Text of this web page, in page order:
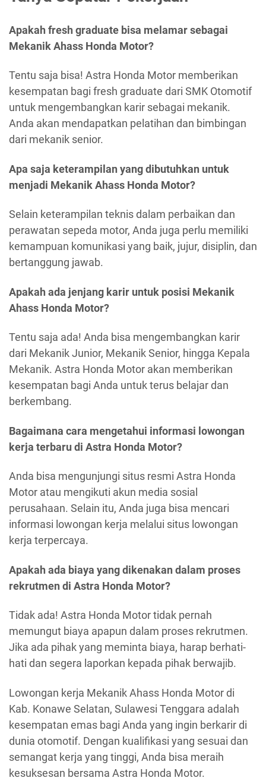
Apakah fresh graduate bisa melamar sebagai
Mekanik Ahass Honda Motor?
Tentu saja bisa! Astra Honda Motor memberikan
kesempatan bagi fresh graduate dari SMK Otomotif
untuk mengembangkan karir sebagai mekanik.
Anda akan mendapatkan pelatihan dan bimbingan
dari mekanik senior.
Apa saja keterampilan yang dibutuhkan untuk
menjadi Mekanik Ahass Honda Motor?
Selain keterampilan teknis dalam perbaikan dan
perawatan sepeda motor, Anda juga perlu memiliki
kemampuan komunikasi yang baik, jujur, disiplin, dan
bertanggung jawab.
Apakah ada jenjang karir untuk posisi Mekanik
Ahass Honda Motor?
Tentu saja ada! Anda bisa mengembangkan karir
dari Mekanik Junior, Mekanik Senior, hingga Kepala
Mekanik. Astra Honda Motor akan memberikan
kesempatan bagi Anda untuk terus belajar dan
berkembang.
Bagaimana cara mengetahui informasi lowongan
kerja terbaru di Astra Honda Motor?
Anda bisa mengunjungi situs resmi Astra Honda
Motor atau mengikuti akun media sosial
perusahaan. Selain itu, Anda juga bisa mencari
informasi lowongan kerja melalui situs lowongan
kerja terpercaya.
Apakah ada biaya yang dikenakan dalam proses
rekrutmen di Astra Honda Motor?
Tidak ada! Astra Honda Motor tidak pernah
memungut biaya apapun dalam proses rekrutmen.
Jika ada pihak yang meminta biaya, harap berhati-
hati dan segera laporkan kepada pihak berwajib.
Lowongan kerja Mekanik Ahass Honda Motor di
Kab. Konawe Selatan, Sulawesi Tenggara adalah
kesempatan emas bagi Anda yang ingin berkarir di
dunia otomotif. Dengan kualifikasi yang sesuai dan
semangat kerja yang tinggi, Anda bisa meraih
kesuksesan bersama Astra Honda Motor.